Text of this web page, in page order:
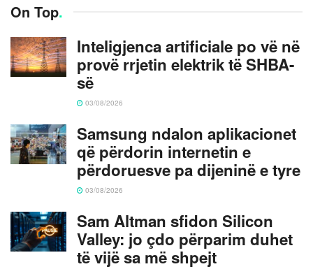
On Top.
Inteligjenca artificiale po vë në
provë rrjetin elektrik të SHBA-
së
03/08/2026
Samsung ndalon aplikacionet
që përdorin internetin e
përdoruesve pa dijeninë e tyre
03/08/2026
Sam Altman sfidon Silicon
Valley: jo çdo përparim duhet
të vijë sa më shpejt